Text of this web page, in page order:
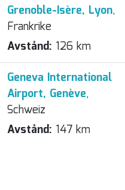
Grenoble-Isère, Lyon,
Frankrike
Avstånd: 126 km
Geneva International
Airport, Genève,
Schweiz
Avstånd: 147 km